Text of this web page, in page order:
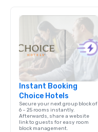
Instant Booking
Choice Hotels
Secure your next group block of
6 – 25 rooms instantly.
Afterwards, share a website
link to guests for easy room
block management.